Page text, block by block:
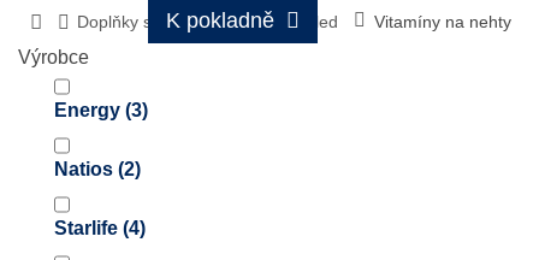
K pokladně
Doplňky stravy Zdravý vzhled Vitamíny na nehty
Výrobce
Energy (3)
Natios (2)
Starlife (4)